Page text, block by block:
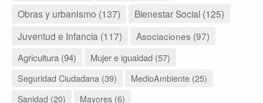
Obras y urbanismo (137)
Bienestar Social (125)
Juventud e Infancia (117)
Asociaciones (97)
Agricultura (94)
Mujer e igualdad (57)
Seguridad Ciudadana (39)
MedioAmbiente (25)
Sanidad (20)
Mayores (6)